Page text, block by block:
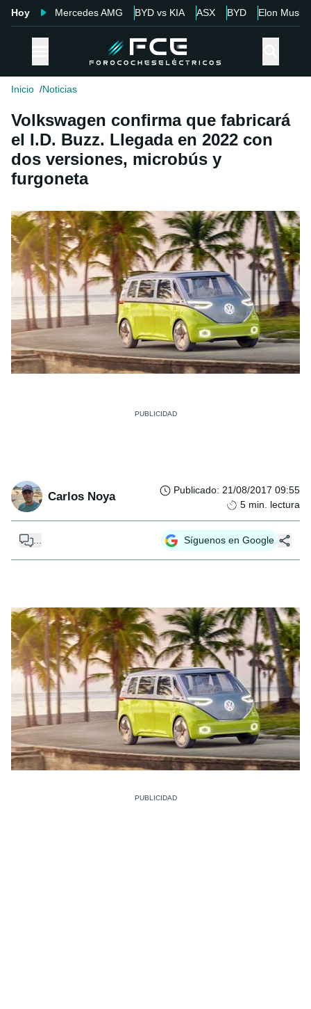
Hoy Mercedes AMG BYD vs KIA ASX BYD Elon Musk
Inicio Noticias
Volkswagen confirma que fabricará
el I.D. Buzz. Llegada en 2022 con
dos versiones, microbús y
furgoneta
Carlos Noya Publicado: 21/08/2017 09:55
5 min. lectura
... Síguenos en Google